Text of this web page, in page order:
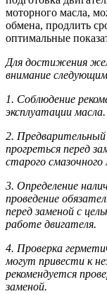
моторного масла,
обмена, продлить
оптимальные
Для достижения
внимание
1. Соблюдение
эксплуатации масла.
2. Предварительный
прогреться перед
старого
3. Определение
проведение
перед заменой с
работе двигателя.
4. Проверка
могут привести к
рекомендуется
заменой.